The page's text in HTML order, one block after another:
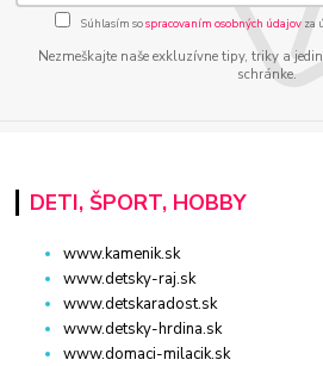
Súhlasím sospracovaním osobných údajov za
Nezmeškajte naše exkluzívne tipy, triky a
schránke.
DETI, ŠPORT, HOBBY
www.kamenik.sk
www.detsky-raj.sk
www.detskaradost.sk
www.detsky-hrdina.sk
www.domaci-milacik.sk